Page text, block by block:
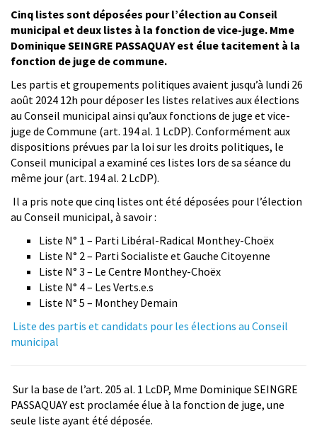
Cinq listes sont déposées pour l’élection au Conseil
municipal et deux listes à la fonction de vice-juge. Mme
Dominique SEINGRE PASSAQUAY est élue tacitement à la
fonction de juge de commune.
Les partis et groupements politiques avaient jusqu’à lundi 26
août 2024 12h pour déposer les listes relatives aux élections
au Conseil municipal ainsi qu’aux fonctions de juge et vice-
juge de Commune (art. 194 al. 1 LcDP). Conformément aux
dispositions prévues par la loi sur les droits politiques, le
Conseil municipal a examiné ces listes lors de sa séance du
même jour (art. 194 al. 2 LcDP).
Il a pris note que cinq listes ont été déposées pour l’élection
au Conseil municipal, à savoir :
Liste N° 1 – Parti Libéral-Radical Monthey-Choëx
Liste N° 2 – Parti Socialiste et Gauche Citoyenne
Liste N° 3 – Le Centre Monthey-Choëx
Liste N° 4 – Les Verts.e.s
Liste N° 5 – Monthey Demain
Liste des partis et candidats pour les élections au Conseil
municipal
Sur la base de l’art. 205 al. 1 LcDP, Mme Dominique SEINGRE
PASSAQUAY est proclamée élue à la fonction de juge, une
seule liste ayant été déposée.